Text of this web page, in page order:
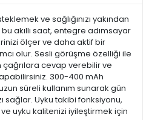
ve sağlığınızı yakından
akıllı saat, entegre adımsayar
ölçer ve daha aktif bir
olur. Sesli görüşme özelliği ile
cevap verebilir ve
300-400 mAh
süreli kullanım sunarak gün
sağlar. Uyku takibi fonksiyonu,
uyku kalitenizi iyileştirmek için